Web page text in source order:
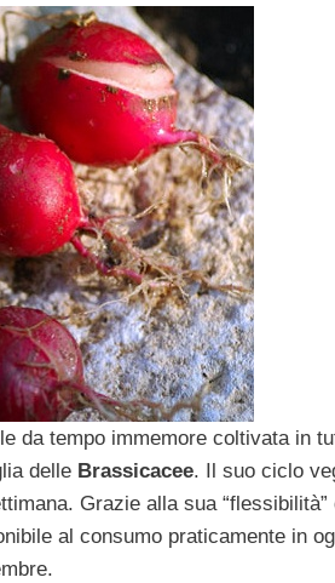
da tempo immemore coltivata in
delleBrassicacee. Il suo ciclo
Grazie alla sua “flessibilità”
al consumo praticamente in